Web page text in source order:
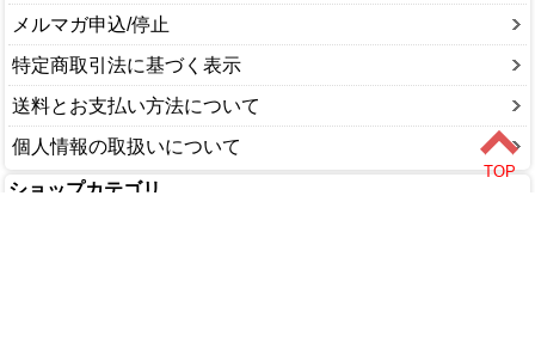
塩ビパイプ継ぎ手
継ぎ手
鉄管
銅パイプ
メルマガ申込/停止
特定商取引法に基づく表示
送料とお支払い方法について
個人情報の取扱いについて
ショップカテゴリ